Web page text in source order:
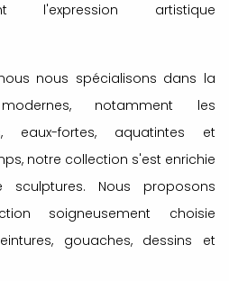
l'expression artistique
nous spécialisons dans la
notamment les
eaux-fortes, aquatintes et
notre collection s'est enrichie
Nous proposons
soigneusement choisie
gouaches, dessins et